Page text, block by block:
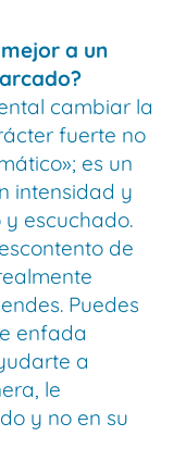
a un
cambiar la
fuerte no
es un
intensidad y
escuchado.
de
Puedes
enfada
a
le
y no en su